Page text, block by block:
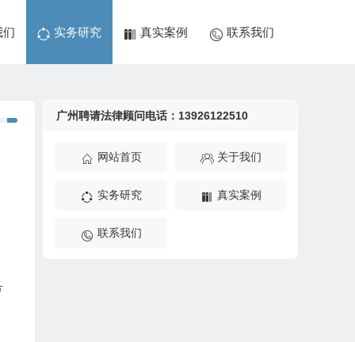
们 实务研究 真实案例 联系我们
广州聘请法律顾问电话：13926122510
网站首页 关于我们
实务研究 真实案例
联系我们